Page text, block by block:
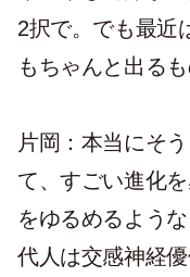
2択で。でも最近
もちゃんと出る
片岡：本当にそ
て、すごい進化
をゆるめるよう
代人は交感神経